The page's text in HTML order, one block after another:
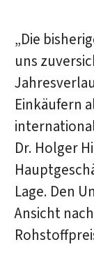
„Die
uns
Einkäufern
Dr. Holger
Lage. Den
Ansicht